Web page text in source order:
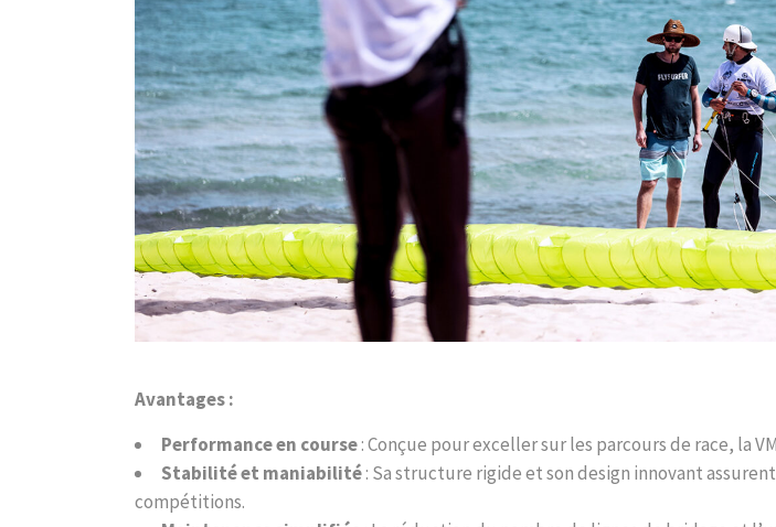
Avantages :
Performance en course: Conçue pour exceller sur les parcours de race, la
Stabilité et maniabilité: Sa structure rigide et son design innovant
compétitions.